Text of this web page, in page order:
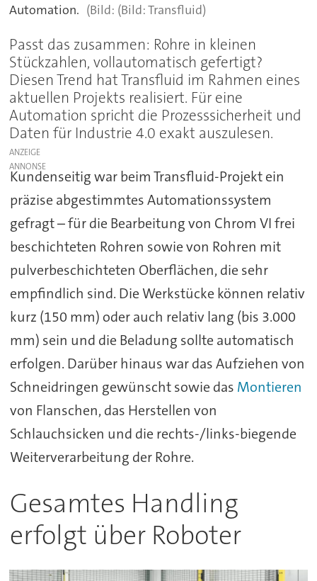
Automation.
(Bild: Transfluid)
Passt das zusammen: Rohre in kleinen
Stückzahlen, vollautomatisch gefertigt?
Diesen Trend hat Transfluid im Rahmen eines
aktuellen Projekts realisiert. Für eine
Automation spricht die Prozesssicherheit und
Daten für Industrie 4.0 exakt auszulesen.
ANZEIGE
Kundenseitig war beim Transfluid-Projekt ein
präzise abgestimmtes Automationssystem
gefragt – für die Bearbeitung von Chrom VI frei
beschichteten Rohren sowie von Rohren mit
pulverbeschichteten Oberflächen, die sehr
empfindlich sind. Die Werkstücke können relativ
kurz (150 mm) oder auch relativ lang (bis 3.000
mm) sein und die Beladung sollte automatisch
erfolgen. Darüber hinaus war das Aufziehen von
Schneidringen gewünscht sowie das Montieren
von Flanschen, das Herstellen von
Schlauchsicken und die rechts-/links-biegende
Weiterverarbeitung der Rohre.
Gesamtes Handling
erfolgt über Roboter